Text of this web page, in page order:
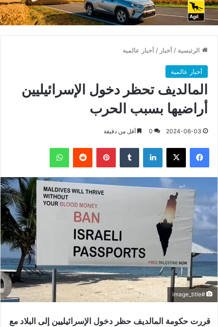
الرئيسية / أخبار / أخبار عالمية
أخبار عالمية
المالديف تحظر دخول الإسرائيليين
أراضيها بسبب الحرب
2024-06-03
0 أقل من دقيقة
فيسبوك X لينكدإن بينتيريست واتساب
#image_title
قررت حكومة المالديف حظر دخول الإسرائيليين إلى البلاد مع